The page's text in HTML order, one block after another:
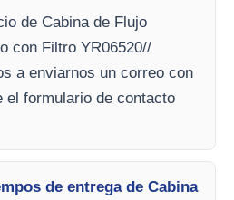
de Cabina de Flujo
con Filtro YR06520//
a enviarnos un correo con
el formulario de contacto
de entrega de Cabina